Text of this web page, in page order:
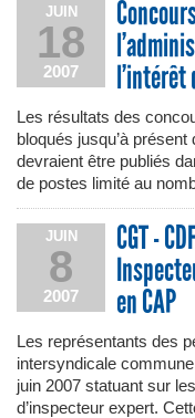
JUIN
18
2007
l’intérêt
Les résultats des
bloqués jusqu’à présent
devraient être publiés
de postes limité au
JUIN
8
2007
CGT -
en CAP
Les représentants des
intersyndicale
juin 2007 statuant sur
d’inspecteur expert.